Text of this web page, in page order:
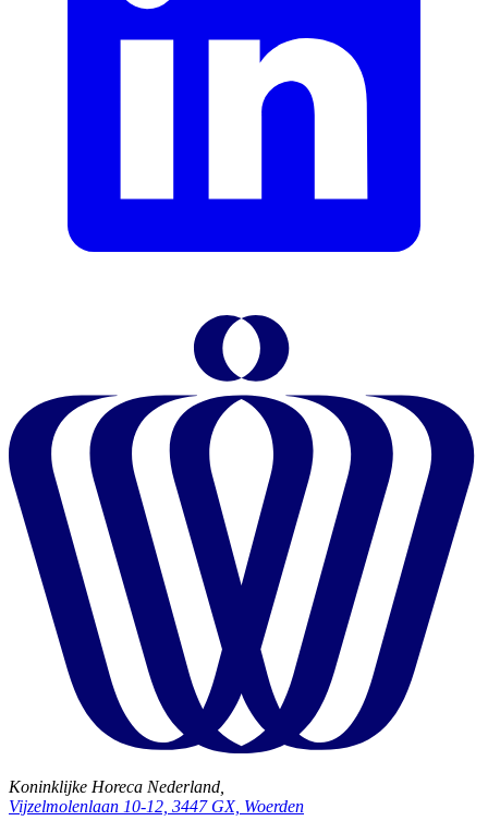
Koninklijke Horeca Nederland,
Vijzelmolenlaan 10-12, 3447 GX, Woerden